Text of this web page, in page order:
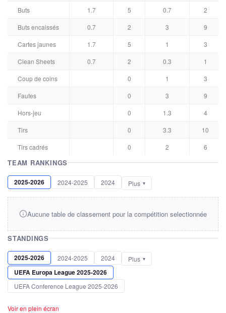
Buts 1.7 5 0.7
2
Buts encaissés
0.7 2 3
9
Cartes jaunes
1.7 5 1
3
Clean Sheets
0.7 2 0.3
1
Coup de coins
0 1
3
Fautes
0 3
9
Hors-jeu
0 1.3
4
Tirs
0 3.3
10
Tirs cadrés
0 2 6
TEAM RANKINGS
2025-2026 2024-2025 2024 Plus
Aucune table de classement pour la compétition selectionnée
STANDINGS
2025-2026 2024-2025 2024 Plus
UEFA Europa League 2025-2026
UEFA Conference League 2025-2026
Voir en plein écran